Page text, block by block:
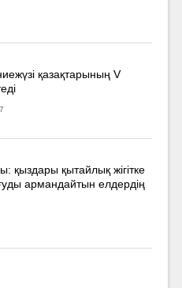
қазақтарының V
қыздары қытайлық жігітке
армандайтын елдердің